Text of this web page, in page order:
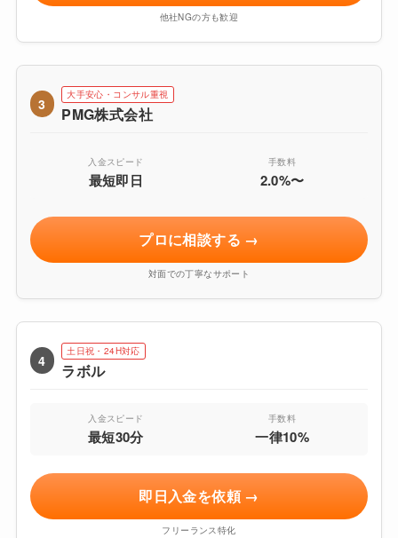
他社NGの方も歓迎
3
大手安心・コンサル重視
PMG株式会社
入金スピード
最短即日
手数料
2.0%〜
プロに相談する →
対面での丁寧なサポート
4
土日祝・24H対応
ラボル
入金スピード
最短30分
手数料
一律10%
即日入金を依頼 →
フリーランス特化